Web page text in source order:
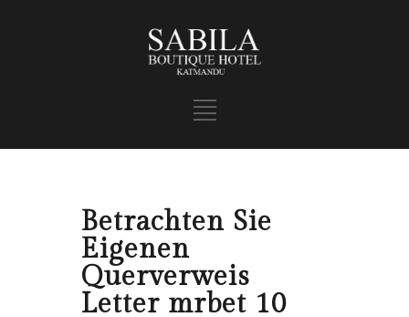
Betrachten Sie
Eigenen
Querverweis
Letter mrbet 10